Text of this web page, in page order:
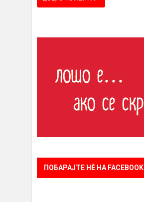
ПОБАРАЈТЕ НÈ НА FACEBOOK